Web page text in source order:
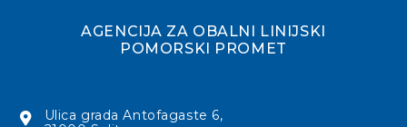
AGENCIJA ZA OBALNI LINIJSKI
POMORSKI PROMET
Ulica grada Antofagaste 6,